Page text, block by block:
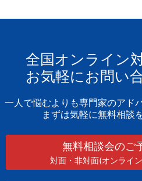
全国オンライン
お気軽にお問い
一人で悩むよりも専門家のアド
まずは気軽に無料相談
無料相談会のご
対面・非対面(オンライ